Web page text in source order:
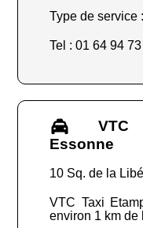
Type de service
Tel : 01 64 94
VTC
Essonne
10 Sq. de la
VTC Taxi
environ 1 km de